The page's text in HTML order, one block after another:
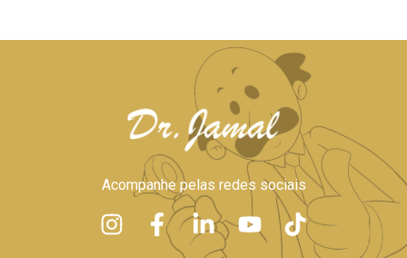
Acompanhe pelas redes sociais